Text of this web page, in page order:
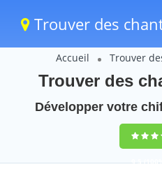
Trouver des
Accueil Trouver
Trouver des
Développer votre
9,5